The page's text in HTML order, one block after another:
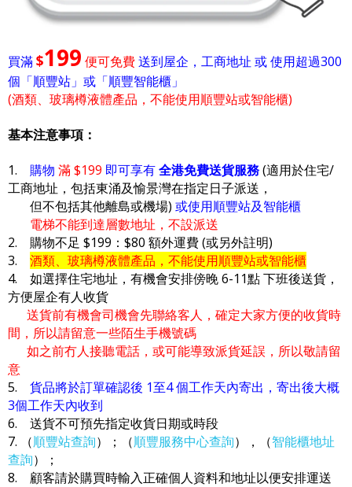
買滿$199 便可免費送到屋企，工商地址 或 使用超過300
個「順豐站」或「順豐智能櫃」
(酒類、玻璃樽液體產品，不能使用順豐站或智能櫃)
基本注意事項：
1. 購物 滿 $199 即可享有全港免費送貨服務(適用於住宅/
工商地址，包括東涌及愉景灣在指定日子派送，
但不包括其他離島或機場) 或使用順豐站及智能櫃
電梯不能到達層數地址，不設派送
2. 購物不足 $199：$80 額外運費 (或另外註明)
3. 酒類、玻璃樽液體產品，不能使用順豐站或智能櫃
4. 如選擇住宅地址，有機會安排傍晚 6-11點 下班後送貨，
方便屋企有人收貨
送貨前有機會司機會先聯絡客人，確定大家方便的收貨時
間，所以請留意一些陌生手機號碼
如之前冇人接聽電話，或可能導致派貨延誤，所以敬請留
意
5. 貨品將於訂單確認後 1至4 個工作天內寄出，寄出後大概
3個工作天內收到
6. 送貨不可預先指定收貨日期或時段
7. （順豐站查詢）；（順豐服務中心查詢），（智能櫃地址
查詢）；
8. 顧客請於購買時輸入正確個人資料和地址以便安排運送